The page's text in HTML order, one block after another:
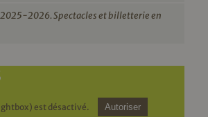
2025-2026. Spectacles et billetterie en
est désactivé. Autoriser